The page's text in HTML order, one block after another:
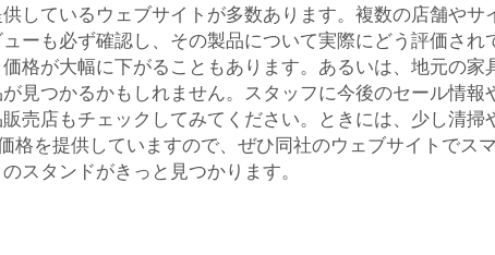
しているウェブサイトが多数あります。複数の店舗や
ーも必ず確認し、その製品について実際にどう評価され
格が大幅に下がることもあります。あるいは、地元の
見つかるかもしれません。スタッフに今後のセール情
売店もチェックしてみてください。ときには、少し清掃
を提供していますので、ぜひ同社のウェブサイトでス
スタンドがきっと見つかります。